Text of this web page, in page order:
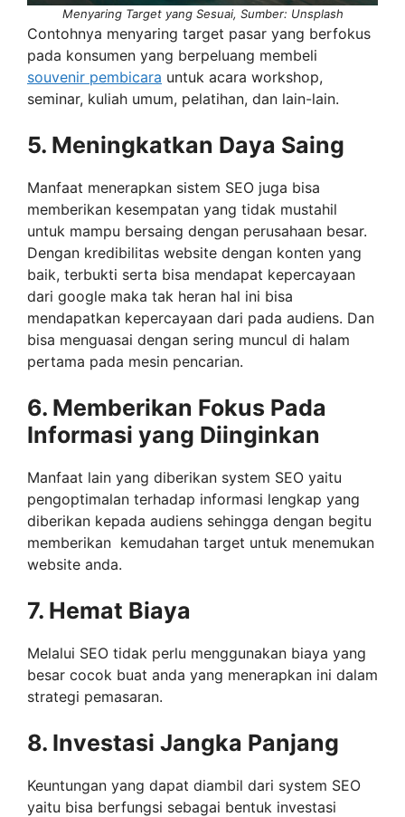
Menyaring Target yang Sesuai, Sumber: Unsplash
Contohnya menyaring target pasar yang berfokus
pada konsumen yang berpeluang membeli
souvenir pembicara untuk acara workshop,
seminar, kuliah umum, pelatihan, dan lain-lain.
5. Meningkatkan Daya Saing
Manfaat menerapkan sistem SEO juga bisa
memberikan kesempatan yang tidak mustahil
untuk mampu bersaing dengan perusahaan besar.
Dengan kredibilitas website dengan konten yang
baik, terbukti serta bisa mendapat kepercayaan
dari google maka tak heran hal ini bisa
mendapatkan kepercayaan dari pada audiens. Dan
bisa menguasai dengan sering muncul di halam
pertama pada mesin pencarian.
6. Memberikan Fokus Pada
Informasi yang Diinginkan
Manfaat lain yang diberikan system SEO yaitu
pengoptimalan terhadap informasi lengkap yang
diberikan kepada audiens sehingga dengan begitu
memberikan kemudahan target untuk menemukan
website anda.
7. Hemat Biaya
Melalui SEO tidak perlu menggunakan biaya yang
besar cocok buat anda yang menerapkan ini dalam
strategi pemasaran.
8. Investasi Jangka Panjang
Keuntungan yang dapat diambil dari system SEO
yaitu bisa berfungsi sebagai bentuk investasi